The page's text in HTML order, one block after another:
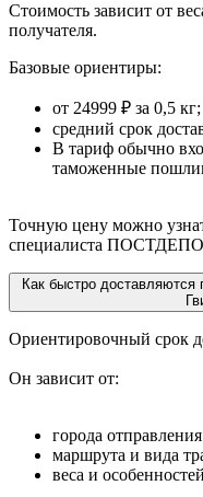
Стоимость зависит от
получателя.
Базовые ориентиры:
от 24999 ₽ за 0,5 кг;
средний срок
В тариф обычно
таможенные
Точную цену можно
специалиста ПОСТДЕПО
Как быстро
Ориентировочный срок
Он зависит от:
города
маршрута и вида
веса и